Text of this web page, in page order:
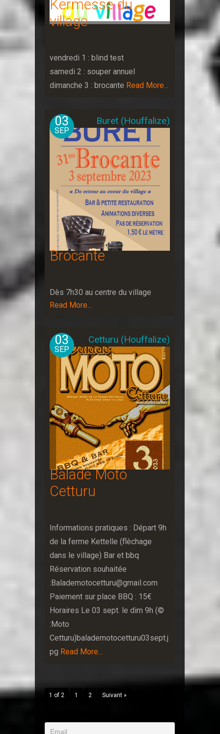
Kermesse du
village
vendredi 1 : blind test
samedi 2 : souper annuel
dimanche 3 : brocante Read More...
03
SEP
Buret (Houffalize)
Brocante
Dès 7h30 au centre du village
Read More...
03
SEP
Cetturu (Houffalize)
Balade Moto
Cetturu
Informations pratiques : Départ 9h
de la ferme Kettelle (flèchage
dans le village) Bar et bbq
Réservation souhaitée
:Balademotocetturu@gmail.com
Paiement sur place BBQ : 15€
Horaires Le 03 sept. le dim 9h (©
:Moto
Cetturu)balademotocetturu03sept.j
pg Read More...
1 of 2 1 2 Suivant »